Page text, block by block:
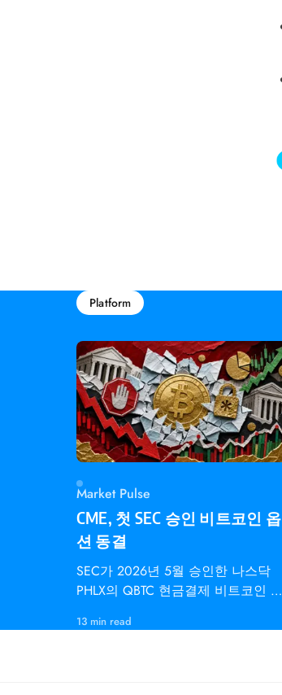
Platform
Market Pulse
CME, 첫 SEC 승인 비트코인 옵
션 동결
SEC가 2026년 5월 승인한 나스닥
PHLX의 QBTC 현금결제 비트코인 지
13 min read